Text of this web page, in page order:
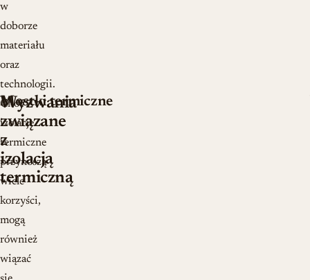
w
doborze
materiału
oraz
technologii.
Wyzwania
związane
z
izolacją
termiczną
Choć
izolacje
termiczne
przynoszą
wiele
korzyści,
mogą
również
wiązać
Mostki termiczne